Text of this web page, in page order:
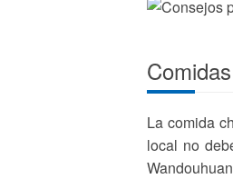
La comida
local no